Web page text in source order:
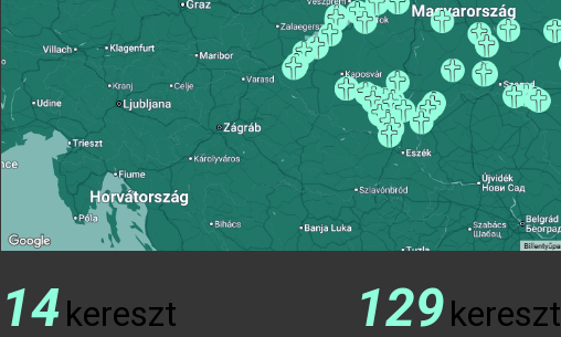
14kereszt 129kereszt